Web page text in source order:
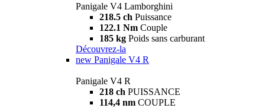
Panigale V4 Lamborghini
218.5 ch Puissance
122.1 Nm Couple
185 kg Poids sans carburant
Découvrez-la
new Panigale V4 R
Panigale V4 R
218 ch PUISSANCE
114,4 nm COUPLE